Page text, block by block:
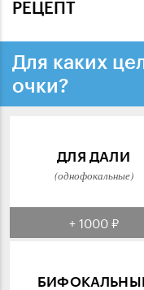
РЕЦЕПТ
Для каких
очки?
ДЛЯ ДАЛИ
(однофокальные)
+ 1000 ₽